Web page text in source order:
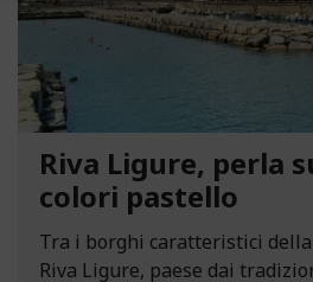
Riva Ligure, perla
colori pastello
Tra i borghi caratteristici della
Riva Ligure, paese dai